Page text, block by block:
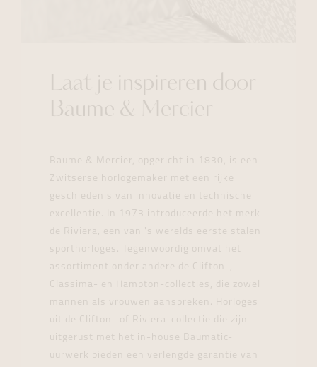
Laat je inspireren door
Baume & Mercier
Baume & Mercier, opgericht in 1830, is een
Zwitserse horlogemaker met een rijke
geschiedenis van innovatie en technische
excellentie. In 1973 introduceerde het merk
de Riviera, een van 's werelds eerste stalen
sporthorloges. Tegenwoordig omvat het
assortiment onder andere de Clifton-,
Classima- en Hampton-collecties, die zowel
mannen als vrouwen aanspreken. Horloges
uit de Clifton- of Riviera-collectie die zijn
uitgerust met het in-house Baumatic-
uurwerk bieden een verlengde garantie van